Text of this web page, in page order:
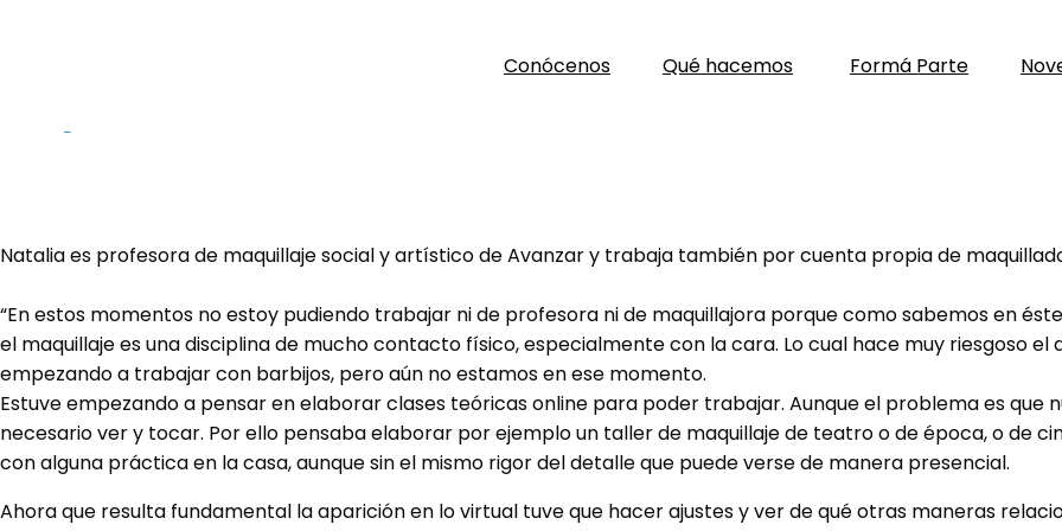
Conócenos Qué hacemos Formá Parte
Natalia es profesora de maquillaje social y artístico de Avanzar y trabaja también por cuenta propia de
“En estos momentos no estoy pudiendo trabajar ni de profesora ni de maquillajora porque como sabemos en
el maquillaje es una disciplina de mucho contacto físico, especialmente con la cara. Lo cual hace muy riesgoso
empezando a trabajar con barbijos, pero aún no estamos en ese momento.
Estuve empezando a pensar en elaborar clases teóricas online para poder trabajar. Aunque el problema es
necesario ver y tocar. Por ello pensaba elaborar por ejemplo un taller de maquillaje de teatro o de época, o de
con alguna práctica en la casa, aunque sin el mismo rigor del detalle que puede verse de manera presencial.
Ahora que resulta fundamental la aparición en lo virtual tuve que hacer ajustes y ver de qué otras maneras